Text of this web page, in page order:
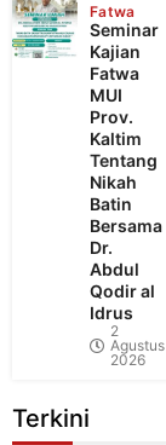
Fatwa
Seminar
Kajian
Fatwa
MUI
Prov.
Kaltim
Tentang
Nikah
Batin
Bersama
Dr.
Abdul
Qodir al
Idrus
2
Agustus
2026
Terkini